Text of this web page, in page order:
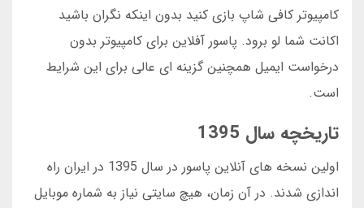
کامپیوتر کافی شاپ بازی کنید بدون اینکه نگران باشید
اکانت شما لو برود. پاسور آفلاین برای کامپیوتر بدون
درخواست ایمیل همچنین گزینه ای عالی برای این شرایط
است.
تاریخچه سال 1395
اولین نسخه های آنلاین پاسور در سال 1395 در ایران راه
اندازی شدند. در آن زمان، هیچ سایتی نیاز به شماره موبایل